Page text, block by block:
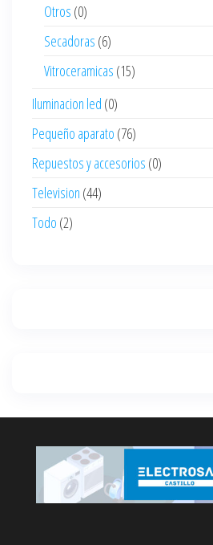
Otros (0)
Secadoras (6)
Vitroceramicas (15)
Iluminacion led (0)
Pequeño aparato (76)
Repuestos y accesorios (0)
Television (44)
Todo (2)